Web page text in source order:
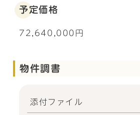
予定価格
72,640,000円
物件調書
添付ファイル